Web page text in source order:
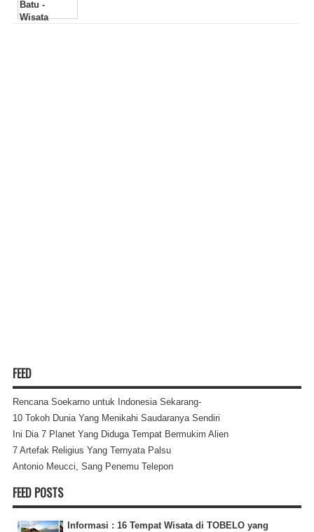
FEED
Rencana Soekarno untuk Indonesia Sekarang-
10 Tokoh Dunia Yang Menikahi Saudaranya Sendiri
Ini Dia 7 Planet Yang Diduga Tempat Bermukim Alien
7 Artefak Religius Yang Ternyata Palsu
Antonio Meucci, Sang Penemu Telepon
FEED POSTS
Informasi : 16 Tempat Wisata di TOBELO yang